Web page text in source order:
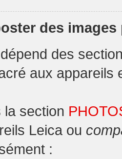
des
des
aux appareils
la section
Leica ou
: